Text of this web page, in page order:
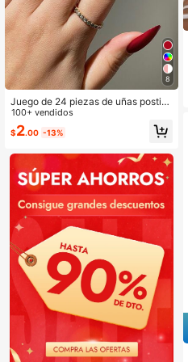
8
Juego de 24 piezas de uñas postiz
as largas con forma de almendra de
color rojo brillante, suministros de m
anicura de presión para mujeres y n
100+ vendidos
$2.00 -13%